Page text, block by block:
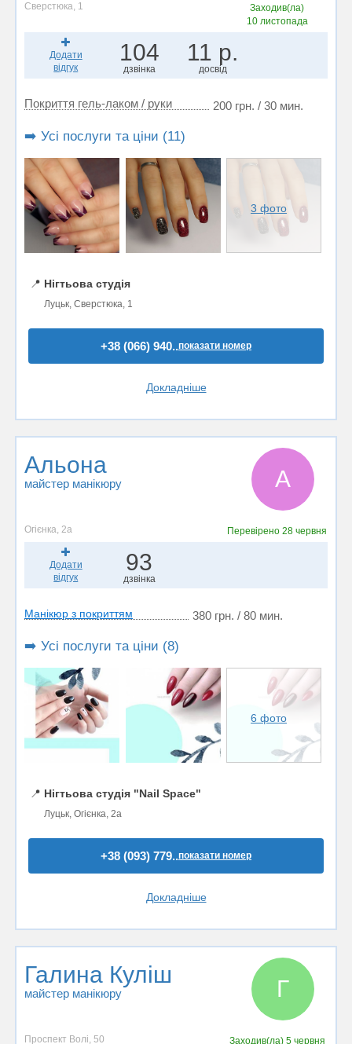
Сверстюка, 1
Заходив(ла)
10 листопада
Додати
відгук
104
дзвінка
11 р.
досвід
Покриття гель-лаком / руки 200 грн. / 30 мин.
➡️ Усі послуги та ціни (11)
3 фото
📍 Нігтьова студія
Луцьк, Сверстюка, 1
+38 (066) 940..показати номер
Докладніше
Альона
майстер манікюру А
Огієнка, 2а Перевірено28 червня
Додати
відгук
93
дзвінка
Манікюр з покриттям 380 грн. / 80 мин.
➡️ Усі послуги та ціни (8)
6 фото
📍 Нігтьова студія "Nail Space"
Луцьк, Огієнка, 2а
+38 (093) 779..показати номер
Докладніше
Галина Куліш
майстер манікюру Г
Проспект Волі, 50 Заходив(ла) 5 червня